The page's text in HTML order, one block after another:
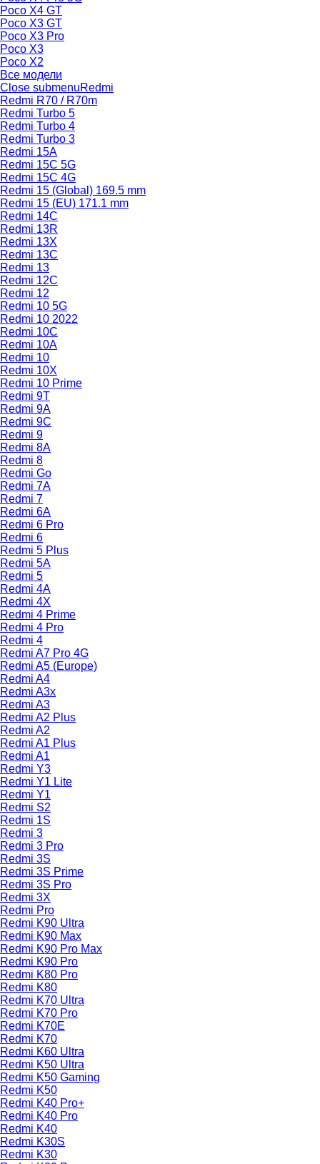
Poco X4 GT
Poco X3 GT
Poco X3 Pro
Poco X3
Poco X2
Все модели
Close submenuRedmi
Redmi R70 / R70m
Redmi Turbo 5
Redmi Turbo 4
Redmi Turbo 3
Redmi 15A
Redmi 15C 5G
Redmi 15C 4G
Redmi 15 (Global) 169.5 mm
Redmi 15 (EU) 171.1 mm
Redmi 14C
Redmi 13R
Redmi 13X
Redmi 13C
Redmi 13
Redmi 12C
Redmi 12
Redmi 10 5G
Redmi 10 2022
Redmi 10C
Redmi 10A
Redmi 10
Redmi 10X
Redmi 10 Prime
Redmi 9T
Redmi 9A
Redmi 9C
Redmi 9
Redmi 8A
Redmi 8
Redmi Go
Redmi 7A
Redmi 7
Redmi 6A
Redmi 6 Pro
Redmi 6
Redmi 5 Plus
Redmi 5A
Redmi 5
Redmi 4A
Redmi 4X
Redmi 4 Prime
Redmi 4 Pro
Redmi 4
Redmi A7 Pro 4G
Redmi A5 (Europe)
Redmi A4
Redmi A3x
Redmi A3
Redmi A2 Plus
Redmi A2
Redmi A1 Plus
Redmi A1
Redmi Y3
Redmi Y1 Lite
Redmi Y1
Redmi S2
Redmi 1S
Redmi 3
Redmi 3 Pro
Redmi 3S
Redmi 3S Prime
Redmi 3S Pro
Redmi 3X
Redmi Pro
Redmi K90 Ultra
Redmi K90 Max
Redmi K90 Pro Max
Redmi K90 Pro
Redmi K80 Pro
Redmi K80
Redmi K70 Ultra
Redmi K70 Pro
Redmi K70E
Redmi K70
Redmi K60 Ultra
Redmi K50 Ultra
Redmi K50 Gaming
Redmi K50
Redmi K40 Pro+
Redmi K40 Pro
Redmi K40
Redmi K30S
Redmi K30